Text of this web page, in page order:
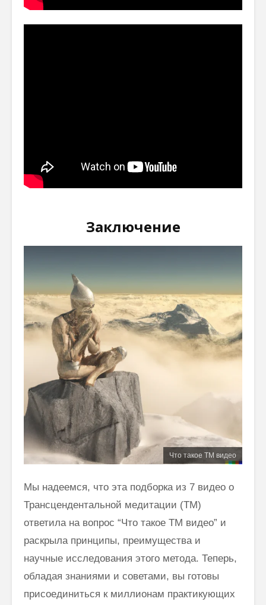
Заключение
Что такое ТМ видео
Мы надеемся, что эта подборка из 7 видео о
Трансцендентальной медитации (ТМ)
ответила на вопрос “Что такое ТМ видео” и
раскрыла принципы, преимущества и
научные исследования этого метода. Теперь,
обладая знаниями и советами, вы готовы
присоединиться к миллионам практикующих